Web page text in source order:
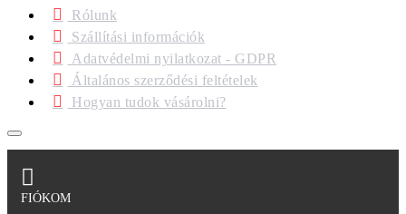
Rólunk
Szállítási információk
Adatvédelmi nyilatkozat - GDPR
Általános szerződési feltételek
Hogyan tudok vásárolni?
FIÓKOM